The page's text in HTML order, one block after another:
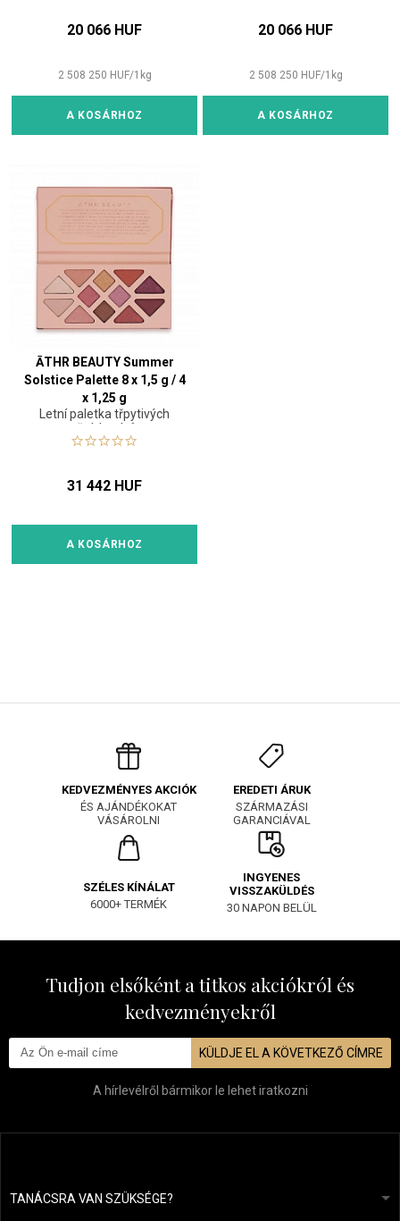
20 066 HUF
2 508 250 HUF/1 kg
A KOSÁRHOZ
20 066 HUF
2 508 250 HUF/1 kg
A KOSÁRHOZ
ĀTHR BEAUTY Summer
Solstice Palette 8 x 1,5 g / 4
x 1,25 g
Letní paletka třpytivých
očních stínů.
31 442 HUF
A KOSÁRHOZ
KEDVEZMÉNYES AKCIÓK
ÉS AJÁNDÉKOKAT
VÁSÁROLNI
EREDETI ÁRUK
SZÁRMAZÁSI
GARANCIÁVAL
SZÉLES KÍNÁLAT
6000+ TERMÉK
INGYENES
VISSZAKÜLDÉS
30 NAPON BELÜL
Tudjon elsőként a titkos akciókról és
kedvezményekről
KÜLDJE EL A KÖVETKEZŐ CÍMRE
A hírlevélről bármikor le lehet iratkozni
TANÁCSRA VAN SZÜKSÉGE?info@mapeja.hu